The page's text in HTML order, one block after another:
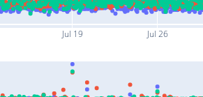
Jul 19 Jul 26